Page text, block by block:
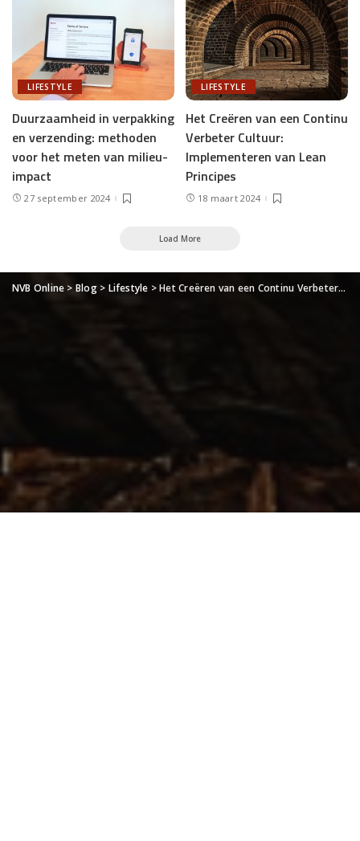
LIFESTYLE
Duurzaamheid in verpakking
en verzending: methoden
voor het meten van milieu-
impact
27 september 2024
LIFESTYLE
Het Creëren van een Continu
Verbeter Cultuur:
Implementeren van Lean
Principes
18 maart 2024
Load More
NVB Online > Blog> Lifestyle >Het Creëren van een Continu Verbeter Cultuur: Implementeren van Lean Principes